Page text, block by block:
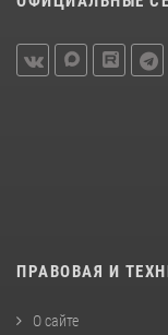
ПРАВОВАЯ И
О сайте